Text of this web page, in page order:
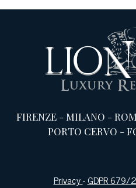
FIRENZE-MILANO -
PORTO CERVO -
Privacy-GDPR 679/